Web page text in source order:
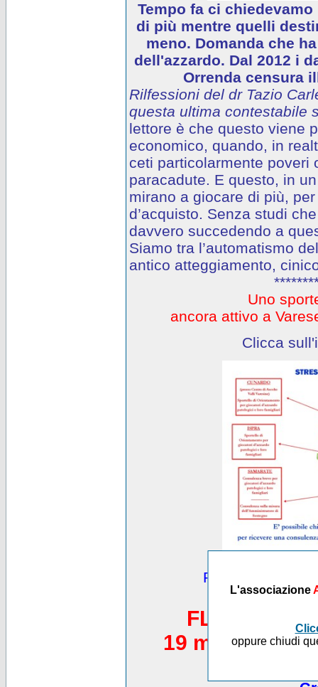
L'associazione
oppure chiudi
Tempo fa ci
di più mentre quelli
meno. Domanda che
dell'azzardo. Dal 2012 i
Orrenda censura
Rilfessioni del dr Tazio
questa ultima contestabile
lettore è che questo viene
economico, quando, in
ceti particolarmente poveri
paracadute. E questo, in
mirano a giocare di più,
d’acquisto. Senza studi
davvero succedendo a
Siamo tra l’automatismo
antico atteggiamento,
Uno
ancora attivo a
Clicca
Puoi vedere
FLASH
19 maggio